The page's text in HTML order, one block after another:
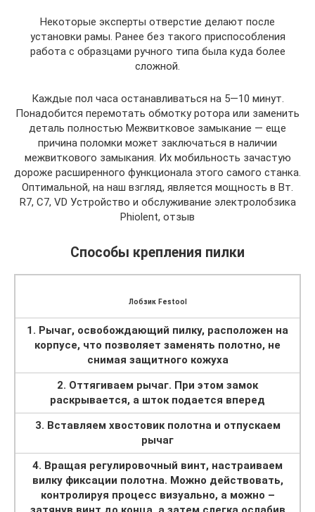
Некоторые эксперты отверстие делают после
установки рамы. Ранее без такого приспособления
работа с образцами ручного типа была куда более
сложной.
Каждые пол часа останавливаться на 5—10 минут.
Понадобится перемотать обмотку ротора или заменить
деталь полностью Межвитковое замыкание — еще
причина поломки может заключаться в наличии
межвиткового замыкания. Их мобильность зачастую
дороже расширенного функционала этого самого станка.
Оптимальной, на наш взгляд, является мощность в Вт.
R7, С7, VD Устройство и обслуживание электролобзика
Phiolent, отзыв
Способы крепления пилки
Лобзик Festool
1. Рычаг, освобождающий пилку, расположен на
корпусе, что позволяет заменять полотно, не
снимая защитного кожуха
2. Оттягиваем рычаг. При этом замок
раскрывается, а шток подается вперед
3. Вставляем хвостовик полотна и отпускаем
рычаг
4. Вращая регулировочный винт, настраиваем
вилку фиксации полотна. Можно действовать,
контролируя процесс визуально, а можно –